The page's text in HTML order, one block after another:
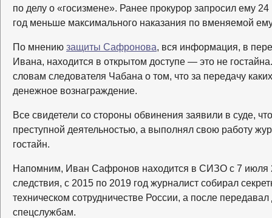
по делу о «госизмене». Ранее прокурор запросил ему
год меньше максимального наказания по вменяемой
По мнению защиты Сафронова, вся информация, в
Ивана, находится в открытом доступе — это не
словам следователя Чабана о том, что за передачу
денежное вознаграждение.
Все свидетели со стороны обвинения заявили в суде,
преступной деятельностью, а выполнял свою работу
гостайн.
Напомним, Иван Сафронов находится в СИЗО с 7 июля
следствия, с 2015 по 2019 год журналист собирал
техническом сотрудничестве России, а после
спецслужбам.